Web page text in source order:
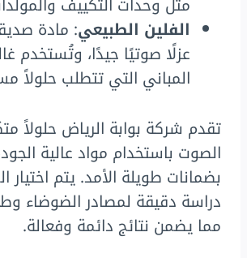
الفلين الطبيعي: مادة
عزلًا صوتيًا جيدًا، وتُستخدم
المباني التي تتطلب حلولاً
تقدم شركة بوابة الرياض حلولاً
الصوت باستخدام مواد عالية
بضمانات طويلة الأمد. يتم اختيار
دراسة دقيقة لمصادر الضوضاء
مما يضمن نتائج دائمة وفعالة.